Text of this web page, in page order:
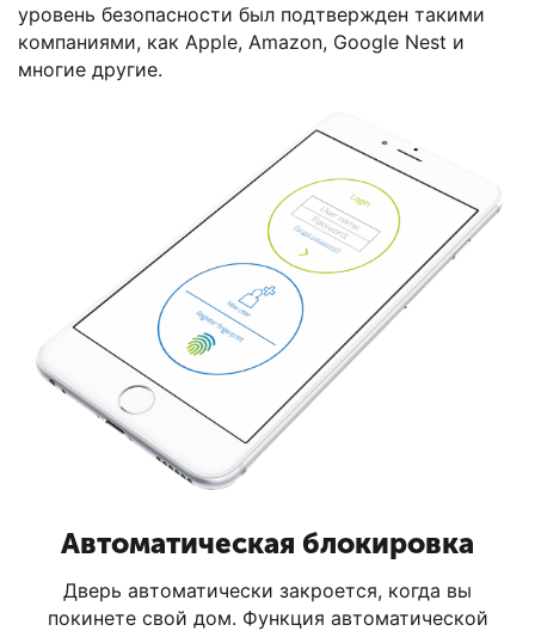
уровень безопасности был подтвержден такими
компаниями, как Apple, Amazon, Google Nest и
многие другие.
Автоматическая блокировка
Дверь автоматически закроется, когда вы
покинете свой дом. Функция автоматической